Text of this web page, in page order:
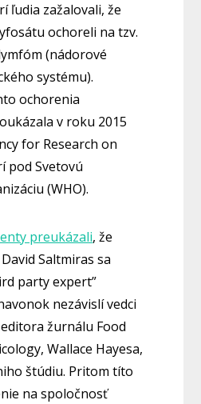
ľudia zažalovali, že
ochoreli na tzv.
(nádorové
systému).
ochorenia
v roku 2015
for Research on
pod Svetovú
(WHO).
preukázali, že
Saltmiras sa
party expert”
nezávislí vedci
žurnálu Food
Wallace Hayesa,
štúdiu. Pritom títo
na spoločnosť